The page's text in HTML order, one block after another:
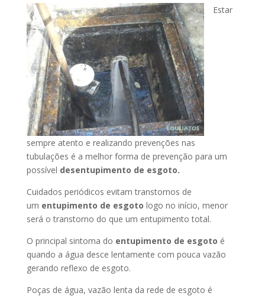
Estar
sempre atento e realizando prevenções nas
tubulações é a melhor forma de prevenção para um
possível desentupimento de esgoto.
Cuidados periódicos evitam transtornos de
um entupimento de esgoto logo no início, menor
será o transtorno do que um entupimento total.
O principal sintoma do entupimento de esgoto é
quando a água desce lentamente com pouca vazão
gerando reflexo de esgoto.
Poças de água, vazão lenta da rede de esgoto é